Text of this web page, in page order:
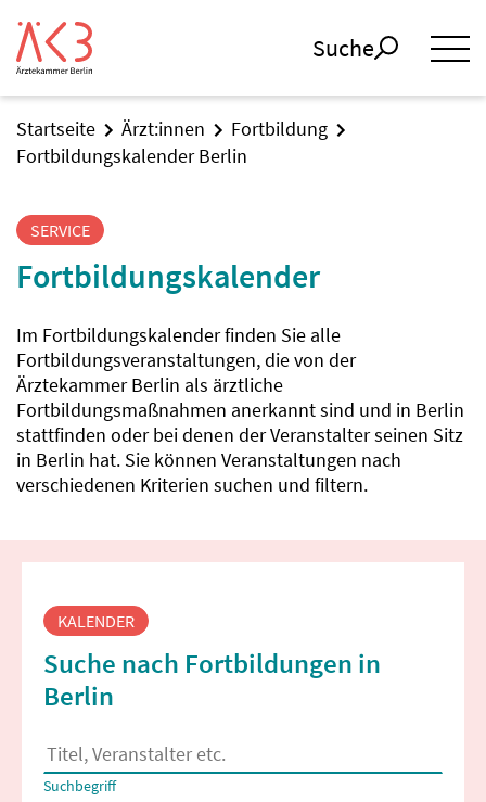
Suche
Startseite Ärzt:innen
Fortbildung
Fortbildungskalender Berlin
SERVICE
Fortbildungskalender
Im Fortbildungskalender finden Sie alle
Fortbildungsveranstaltungen, die von der
Ärztekammer Berlin als ärztliche
Fortbildungsmaßnahmen anerkannt sind und in Berlin
stattfinden oder bei denen der Veranstalter seinen Sitz
in Berlin hat. Sie können Veranstaltungen nach
verschiedenen Kriterien suchen und filtern.
Fortbildungssuche
KALENDER
Suche nach Fortbildungen in
Berlin
Es erscheinen Suchvorschläge, wenn mindestens 2 Zeichen
Suchbegriff